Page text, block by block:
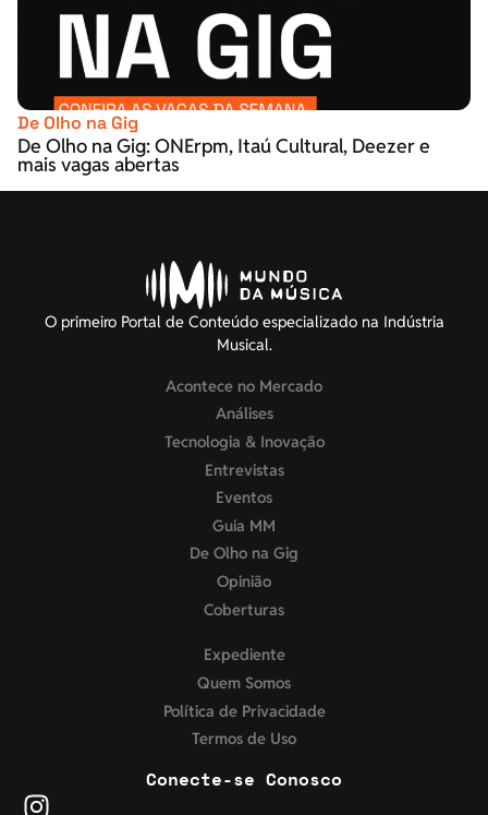
De Olho na Gig
De Olho na Gig: ONErpm, Itaú Cultural, Deezer e
mais vagas abertas
O primeiro Portal de Conteúdo especializado na Indústria
Musical.
Acontece no Mercado
Análises
Tecnologia & Inovação
Entrevistas
Eventos
Guia MM
De Olho na Gig
Opinião
Coberturas
Expediente
Quem Somos
Política de Privacidade
Termos de Uso
Conecte-se Conosco